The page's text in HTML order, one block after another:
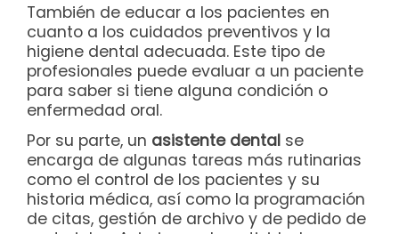
También de educar a los pacientes en
cuanto a los cuidados preventivos y la
higiene dental adecuada. Este tipo de
profesionales puede evaluar a un paciente
para saber si tiene alguna condición o
enfermedad oral.
Por su parte, un asistente dental se
encarga de algunas tareas más rutinarias
como el control de los pacientes y su
historia médica, así como la programación
de citas, gestión de archivo y de pedido de